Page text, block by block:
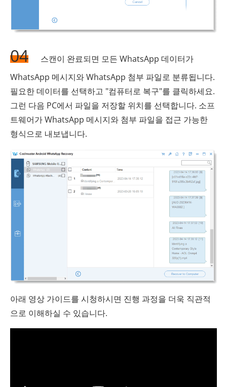
04
스캔이 완료되면 모든 WhatsApp 데이터가
WhatsApp 메시지와 WhatsApp 첨부 파일로 분류됩니다.
필요한 데이터를 선택하고 "컴퓨터로 복구"를 클릭하세요.
그런 다음 PC에서 파일을 저장할 위치를 선택합니다. 소프
트웨어가 WhatsApp 메시지와 첨부 파일을 접근 가능한
형식으로 내보냅니다.
아래 영상 가이드를 시청하시면 진행 과정을 더욱 직관적
으로 이해하실 수 있습니다.